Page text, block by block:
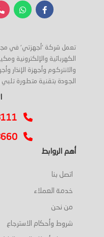
تعمل شركة 'أجهزتي' في مجال
الكهربائية والإلكترونية
والانتركوم وأجهزة الإنذار
الجودة بتقنية متطورة
أهم الروابط
اتصل بنا
خدمة العملاء
من نحن
شروط وأحكام الاسترجاع